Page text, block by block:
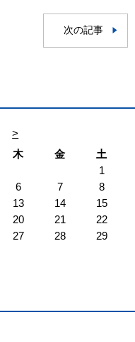
次の記事
>
木 金
土
1
6 7
8
13 14
15
20 21
22
27 28
29